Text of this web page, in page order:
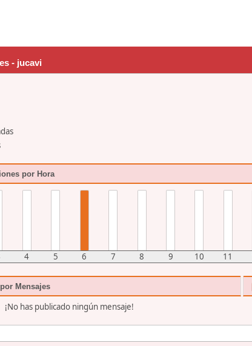
- jucavi
por Hora
4 5 6 7 8 9 10 11
Mensajes
¡No has publicado ningún mensaje!